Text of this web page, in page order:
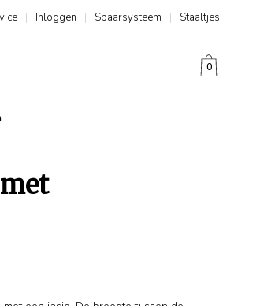
Staaltjes
|
Spaarsysteem
|
Inloggen
|
0